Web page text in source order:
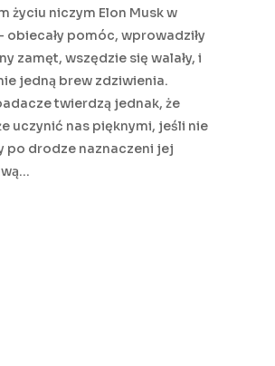
życiu niczym Elon Musk w
obiecały pomóc, wprowadziły
zamęt, wszędzie się walały, i
jedną brew zdziwienia.
twierdzą jednak, że
uczynić nas pięknymi, jeśli nie
po drodze naznaczeni jej